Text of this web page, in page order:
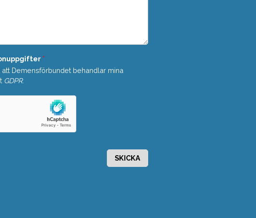
*
Demensförbundet behandlar mina
GDPR.
SKICKA